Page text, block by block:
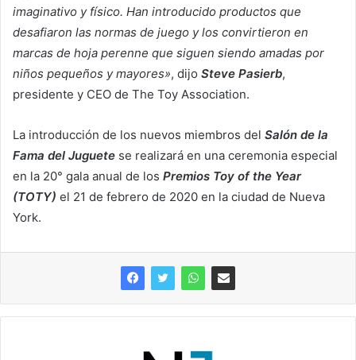
imaginativo y físico. Han introducido productos que
desafiaron las normas de juego y los convirtieron en
marcas de hoja perenne que siguen siendo amadas por
niños pequeños y mayores», dijo Steve Pasierb,
presidente y CEO de The Toy Association.
La introducción de los nuevos miembros del Salón de la
Fama del Juguete se realizará en una ceremonia especial
en la 20° gala anual de los Premios Toy of the Year
(TOTY) el 21 de febrero de 2020 en la ciudad de Nueva
York.